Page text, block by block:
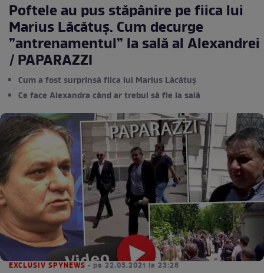
Poftele au pus stăpânire pe fiica lui
Marius Lăcătuș. Cum decurge
”antrenamentul” la sală al Alexandrei
/ PAPARAZZI
Cum a fost surprinsă fiica lui Marius Lăcătuș
Ce face Alexandra când ar trebui să fie la sală
EXCLUSIV SPYNEWS • pe 22.05.2021 la 23:28